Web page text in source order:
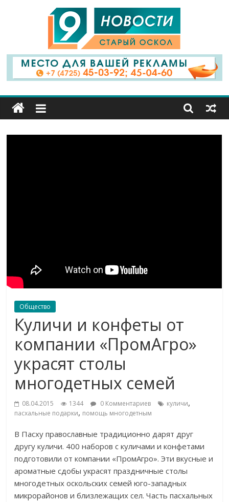
9
Канал
Старый
Общество
Куличи и конфеты от
компании «ПромАгро»
украсят столы
многодетных семей
08.04.2015 1344 0 Комментариев куличи,
пасхальные подарки, помощь многодетным
В Пасху православные традиционно дарят друг
другу куличи. 400 наборов с куличами и конфетами
подготовили от компании «ПромАгро». Эти вкусные и
ароматные сдобы украсят праздничные столы
многодетных оскольских семей юго-западных
микрорайонов и близлежащих сел. Часть пасхальных